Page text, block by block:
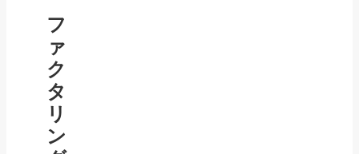
フ
ァ
ク
タ
リ
ン